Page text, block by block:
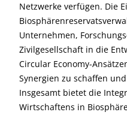
Netzwerke verfügen. Die
Unternehmen,
Zivilgesellschaft in die
Circular Economy-
Synergien zu schaffen
Insgesamt bietet die
Wirtschaftens in